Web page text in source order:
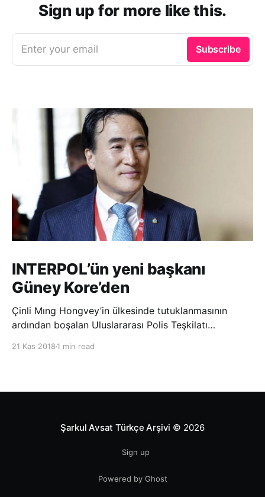
Sign up for more like this.
Enter your email Subscribe
INTERPOL’ün yeni başkanı
Güney Kore’den
Çinli Mıng Hongvey’in ülkesinde tutuklanmasının
ardından boşalan Uluslararası Polis Teşkilatı
21 Kas 2018 1 min read
Şarkul Avsat Türkçe Arşivi © 2026
Sign up
Powered by Ghost